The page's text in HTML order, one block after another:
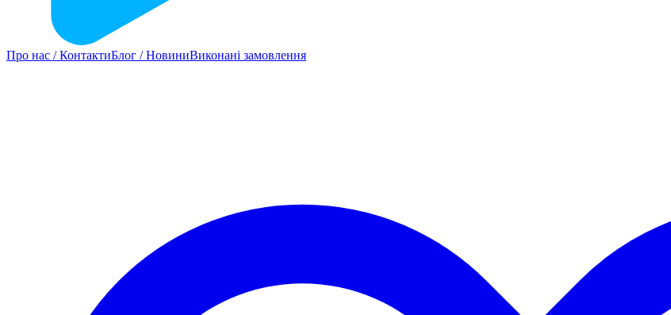
Про нас / КонтактиБлог / НовиниВиконані замовлення